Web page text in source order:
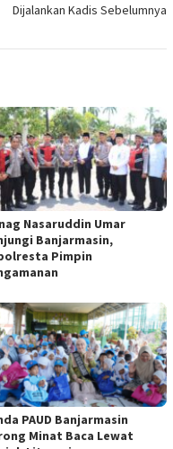
Dijalankan Kadis Sebelumnya
Nasaruddin Umar
Banjarmasin,
Pimpin
PAUD Banjarmasin
Minat Baca Lewat